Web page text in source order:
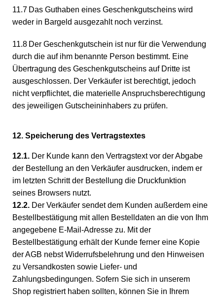
11.7 Das Guthaben eines Geschenkgutscheins wird
weder in Bargeld ausgezahlt noch verzinst.
11.8 Der Geschenkgutschein ist nur für die Verwendung
durch die auf ihm benannte Person bestimmt. Eine
Übertragung des Geschenkgutscheins auf Dritte ist
ausgeschlossen. Der Verkäufer ist berechtigt, jedoch
nicht verpflichtet, die materielle Anspruchsberechtigung
des jeweiligen Gutscheininhabers zu prüfen.
12. Speicherung des Vertragstextes
12.1. Der Kunde kann den Vertragstext vor der Abgabe
der Bestellung an den Verkäufer ausdrucken, indem er
im letzten Schritt der Bestellung die Druckfunktion
seines Browsers nutzt.
12.2. Der Verkäufer sendet dem Kunden außerdem eine
Bestellbestätigung mit allen Bestelldaten an die von Ihm
angegebene E-Mail-Adresse zu. Mit der
Bestellbestätigung erhält der Kunde ferner eine Kopie
der AGB nebst Widerrufsbelehrung und den Hinweisen
zu Versandkosten sowie Liefer- und
Zahlungsbedingungen. Sofern Sie sich in unserem
Shop registriert haben sollten, können Sie in Ihrem